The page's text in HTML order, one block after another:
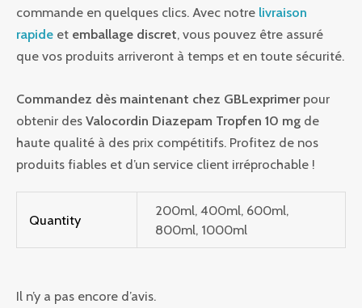
commande en quelques clics. Avec notre livraison
rapide et emballage discret, vous pouvez être assuré
que vos produits arriveront à temps et en toute sécurité.
Commandez dès maintenant chez GBLexprimerpour
obtenir des Valocordin Diazepam Tropfen 10 mg de
haute qualité à des prix compétitifs. Profitez de nos
produits fiables et d’un service client irréprochable !
Quantity
200ml, 400ml, 600ml,
800ml, 1000ml
Il n’y a pas encore d’avis.